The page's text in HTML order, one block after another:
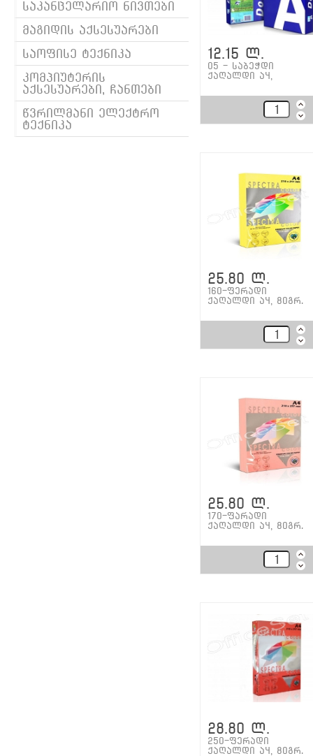
საკანცელარიო ნივთები
მაგიდის აქსესუარები
საოფისე ტექნიკა
კომპიუტერის
აქსესუარები, ჩანთები
წვრილმანი ელექტრო
ტექნიკა
12.15 ლ.
05 - საბეჭდი
ქაღალდი ა4,
25.80 ლ.
160-ფერადი
ქაღალდი ა4, 80გრ.
25.80 ლ.
170-ფარადი
ქაღალდი ა4, 80გრ.
28.80 ლ.
250-ფერადი
ქაღალდი ა4, 80გრ.